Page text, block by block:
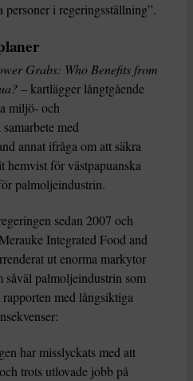
personer i regeringsställning”.
Grabs: Who Benefits from
– kartlägger långtgående
miljö- och
med
annat ifråga om att säkra
hemvist för västpapuanska
palmoljeindustrin.
sedan 2007 och
Integrated Food and
ut enorma markytor
palmoljeindustrin som
med långsiktiga
har misslyckats med att
trots utlovade jobb på